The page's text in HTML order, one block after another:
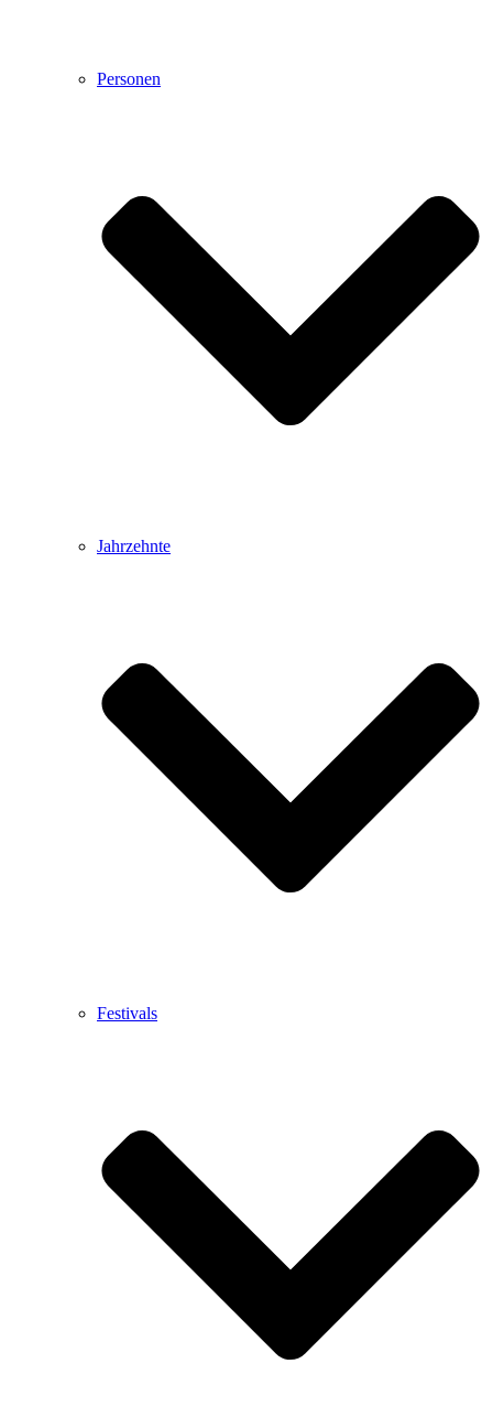
Personen
Jahrzehnte
Festivals